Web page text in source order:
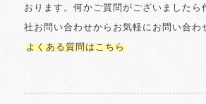
おります。何かご質問がございましたら
社お問い合わせからお気軽にお問い合わ
よくある質問はこちら